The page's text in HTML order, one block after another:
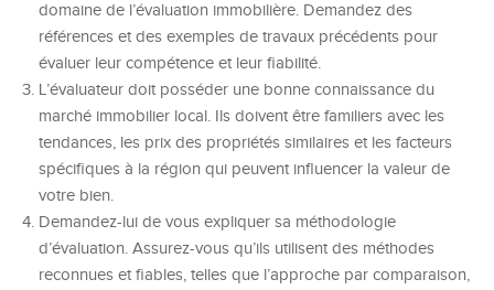
domaine de l’évaluation immobilière. Demandez des
références et des exemples de travaux précédents pour
évaluer leur compétence et leur fiabilité.
L’évaluateur doit posséder une bonne connaissance du
marché immobilier local. Ils doivent être familiers avec les
tendances, les prix des propriétés similaires et les facteurs
spécifiques à la région qui peuvent influencer la valeur de
votre bien.
Demandez-lui de vous expliquer sa méthodologie
d’évaluation. Assurez-vous qu’ils utilisent des méthodes
reconnues et fiables, telles que l’approche par comparaison,